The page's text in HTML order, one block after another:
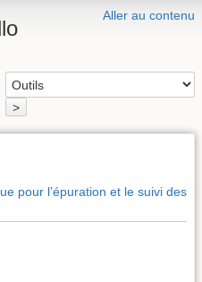
Aller au contenu
>
pour l’épuration et le suivi des